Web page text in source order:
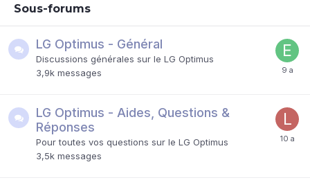
Sous-forums
LG Optimus - Général
Discussions générales sur le LG Optimus
3,9k messages
LG Optimus - Aides, Questions &
Réponses
Pour toutes vos questions sur le LG Optimus
3,5k messages